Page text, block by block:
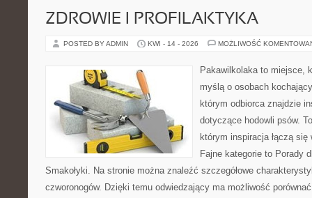
ZDROWIE I PROFILAKTYKA
POSTED BY ADMIN KWI - 14 - 2026 MOŻLIWOŚĆ
Pakawilkolaka to miejsce,
myślą o osobach
którym odbiorca znajdzie
dotyczące hodowli psów.
którym inspiracja łączą
Fajne kategorie to Porady
Smakołyki. Na stronie można znaleźć szczegółowe
czworonogów. Dzięki temu odwiedzający ma możliwość